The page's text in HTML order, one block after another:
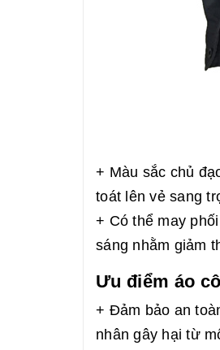
+ Màu sắc chủ
toát lên vẻ sang
+ Có thể may
sáng nhằm giảm
Ưu điểm áo
+ Đảm bảo an
nhân gây hại từ